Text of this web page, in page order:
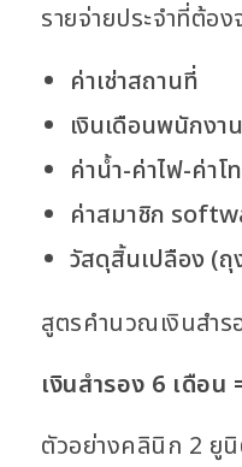
รายจ่ายประจำที่ต้อ
ค่าเช่าสถานที่
เงินเดือนพนักงาน
ค่าน้ำ-ค่าไฟ-ค่า
ค่าสมาชิก
วัสดุสิ้นเปลือง (
สูตรคำนวณเงินสำร
เงินสำรอง 6 เดือ
ตัวอย่างคลินิก 2 ยู